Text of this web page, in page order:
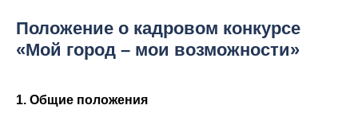
Положение о кадровом конкурсе
«Мой город – мои возможности»
1. Общие положения